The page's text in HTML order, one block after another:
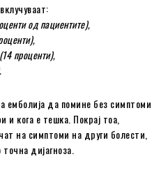
од пациентите),
проценти),
емболија да помине без симптоми
и кога е тешка. Покрај тоа,
на симптоми на други болести,
дијагноза.